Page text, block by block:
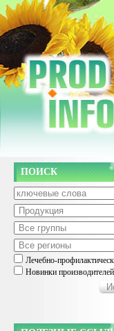
ПОИСК
Лечебно-
Новинки производителей